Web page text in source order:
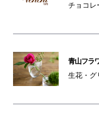
チョコレ
青山フラ
生花・グ